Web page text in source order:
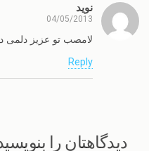
نوید
04/05/2013
لامصب تو عزیز دلمی
Reply
دیدگاهتان را